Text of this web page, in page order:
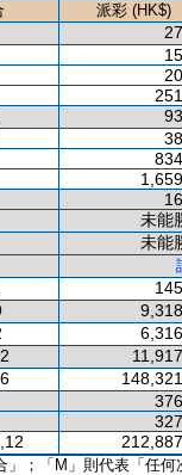
派彩 (HK$)
未能
未能
」；「M」則代表「任何